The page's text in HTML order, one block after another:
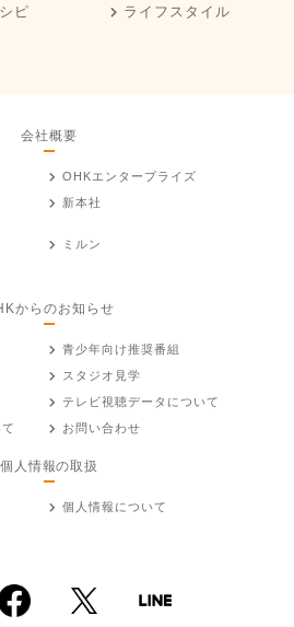
ピ
ライフスタイル
会社概要
OHKエンタープライズ
新本社
ミルン
からのお知らせ
青少年向け推奨番組
スタジオ見学
テレビ視聴データについて
お問い合わせ
個人情報の取扱
個人情報について